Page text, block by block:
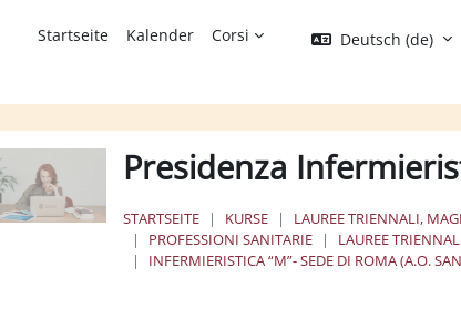
Startseite Kalender Corsi Deutsch ‎(de)‎
Presidenza
STARTSEITE KURSE LAUREE TRIENNALI,
PROFESSIONI SANITARIE
LAUREE
INFERMIERISTICA “M”- SEDE DI ROMA (A.O.